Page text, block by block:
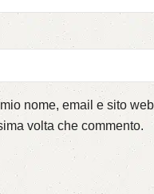
nome, email e sito
volta che commento.